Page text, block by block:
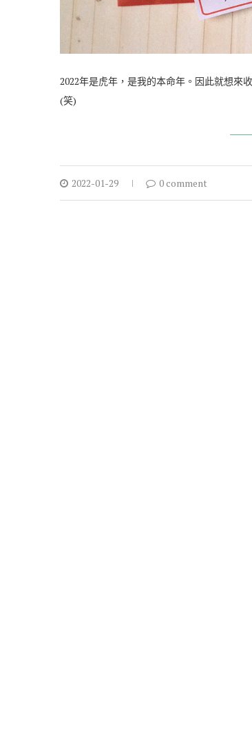
2022年是虎年，是我的本命年。因此就想來
(笑)
2022-01-29 0 comment